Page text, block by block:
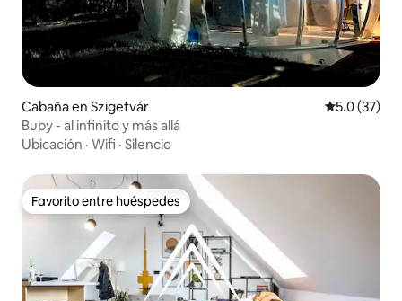
Cabaña en Szigetvár Calificación
5.0 (37)
Buby - al infinito y más allá
Ubicación · Wifi · Silencio
Favorito entre huéspedes
Favorito entre huéspedes